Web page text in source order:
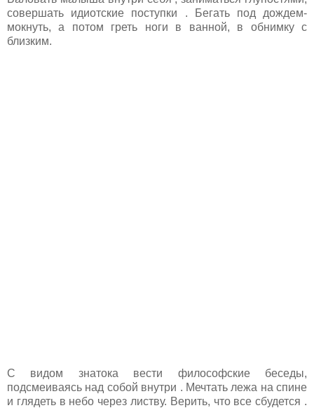
совершать идиотские поступки . Бегать под дождем-
мокнуть, а потом греть ноги в ванной, в обнимку с
близким.
С видом знатока вести философские беседы,
подсмеиваясь над собой внутри . Мечтать лежа на спине
и глядеть в небо через листву. Верить, что все сбудется .